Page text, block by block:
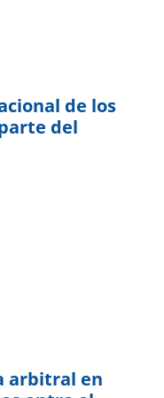
de los
del
arbitral en